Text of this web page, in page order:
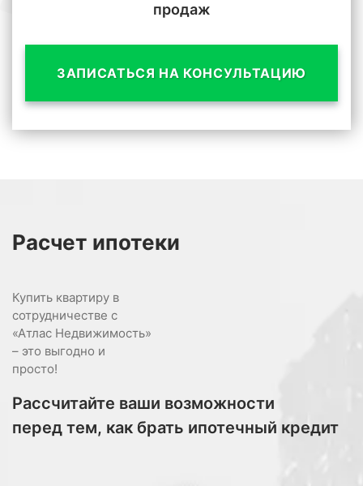
продаж
ЗАПИСАТЬСЯ НА КОНСУЛЬТАЦИЮ
Расчет ипотеки
Купить квартиру в
сотрудничестве с
«Атлас Недвижимость»
– это выгодно и
просто!
Рассчитайте ваши возможности
перед тем, как брать ипотечный кредит